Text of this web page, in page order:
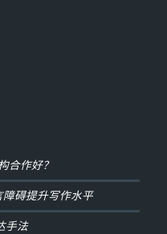
合作好？
碍提升写作水平
手法